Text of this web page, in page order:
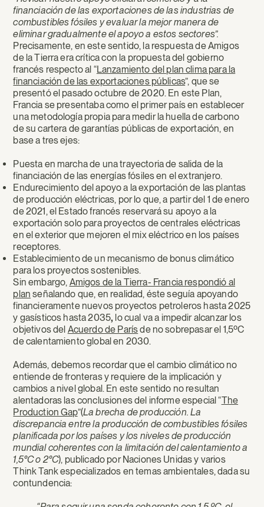
financiación de las exportaciones de las industrias de
combustibles fósiles y evaluar la mejor manera de
eliminar gradualmente el apoyo a estos sectores”.
Precisamente, en este sentido, la respuesta de Amigos
de la Tierra era crítica con la propuesta del gobierno
francés respecto al “Lanzamiento del plan clima para la
financiación de las exportaciones públicas”, que se
presentó el pasado octubre de 2020. En este Plan,
Francia se presentaba como el primer país en establecer
una metodología propia para medir la huella de carbono
de su cartera de garantías públicas de exportación, en
base a tres ejes:
Puesta en marcha de una trayectoria de salida de la
financiación de las energías fósiles en el extranjero.
Endurecimiento del apoyo a la exportación de las plantas
de producción eléctricas, por lo que, a partir del 1 de enero
de 2021, el Estado francés reservará su apoyo a la
exportación solo para proyectos de centrales eléctricas
en el exterior que mejoren el mix eléctrico en los países
receptores.
Establecimiento de un mecanismo de bonus climático
para los proyectos sostenibles.
Sin embargo, Amigos de la Tierra- Francia respondió al
plan señalando que, en realidad, éste seguía apoyando
financieramente nuevos proyectos petroleros hasta 2025
y gasísticos hasta 2035, lo cual va a impedir alcanzar los
objetivos del Acuerdo de Parísde no sobrepasar el 1,5ºC
de calentamiento global en 2030.
Además, debemos recordar que el cambio climático no
entiende de fronteras y requiere de la implicación y
cambios a nivel global. En este sentido no resultan
alentadoras las conclusiones del informe especial “The
Production Gap”(La brecha de producción. La
discrepancia entre la producción de combustibles fósiles
planificada por los países y los niveles de producción
mundial coherentes con la limitación del calentamiento a
1,5°C o 2°C), publicado por Naciones Unidas y varios
Think Tank especializados en temas ambientales, dada su
contundencia: